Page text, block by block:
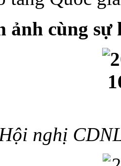
ảnh cùng sự
nghị